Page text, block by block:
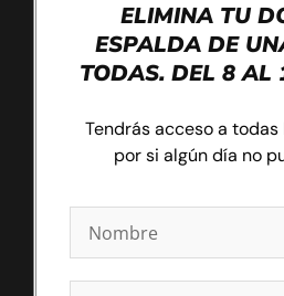
ELIMINA TU
ESPALDA DE
TODAS. DEL 8 AL
Tendrás acceso a
por si algún día no